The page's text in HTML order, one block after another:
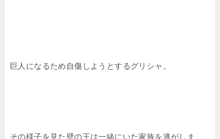
巨人になるため自傷しようとするグリシャ。
その様子を見た壁の王は一緒にいた家族を逃がしま